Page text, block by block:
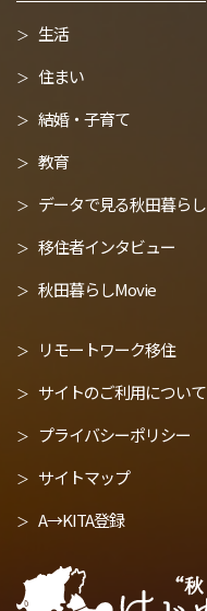
生活
住まい
結婚・子育て
教育
データで見る秋田暮らし
移住者インタビュー
秋田暮らしMovie
リモートワーク移住
サイトのご利用について
プライバシーポリシー
サイトマップ
A→KITA登録